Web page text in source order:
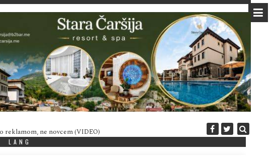
reklamom, ne novcem (VIDEO) Diplomatija po
LANG